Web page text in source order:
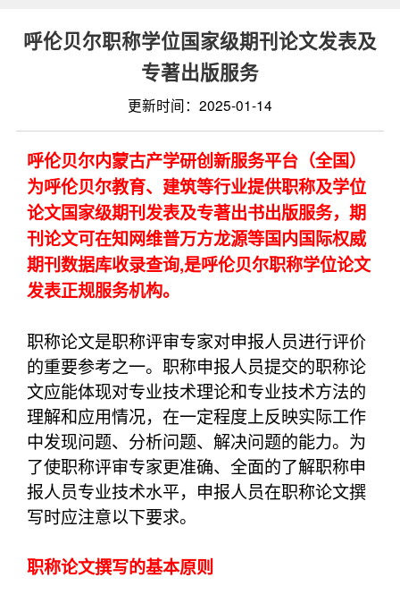
呼伦贝尔职称学位国家级期刊论文发表及
专著出版服务
更新时间：2025-01-14
呼伦贝尔内蒙古产学研创新服务平台（全国）
为呼伦贝尔教育、建筑等行业提供职称及学位
论文国家级期刊发表及专著出书出版服务，期
刊论文可在知网维普万方龙源等国内国际权威
期刊数据库收录查询,是呼伦贝尔职称学位论文
发表正规服务机构。
职称论文是职称评审专家对申报人员进行评价
的重要参考之一。职称申报人员提交的职称论
文应能体现对专业技术理论和专业技术方法的
理解和应用情况，在一定程度上反映实际工作
中发现问题、分析问题、解决问题的能力。为
了使职称评审专家更准确、全面的了解职称申
报人员专业技术水平，申报人员在职称论文撰
写时应注意以下要求。
职称论文撰写的基本原则